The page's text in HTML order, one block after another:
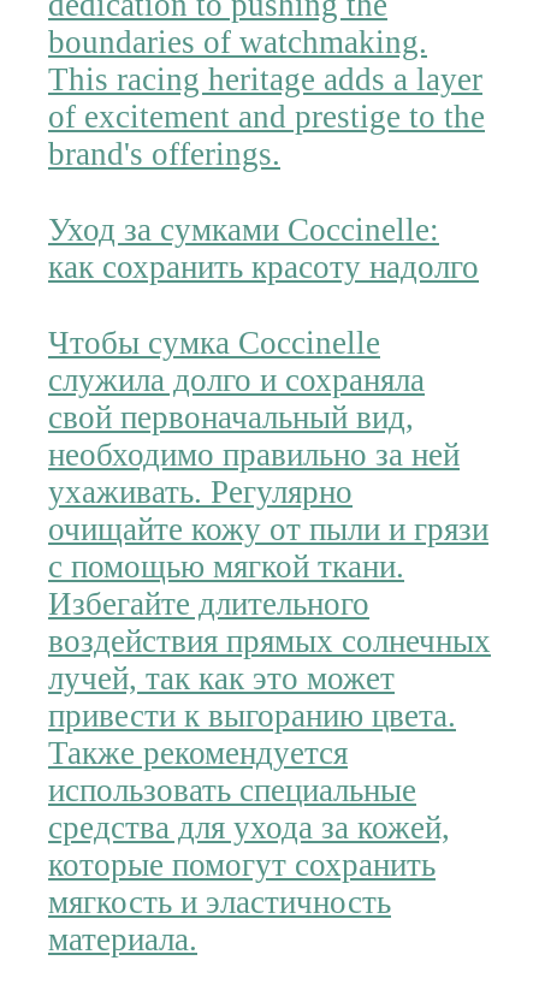
boundaries of watchmaking.
This racing heritage adds a layer
of excitement and prestige to the
brand's offerings.
Уход за сумками Coccinelle:
как сохранить красоту надолго
Чтобы сумка Coccinelle
служила долго и сохраняла
свой первоначальный вид,
необходимо правильно за ней
ухаживать. Регулярно
очищайте кожу от пыли и грязи
с помощью мягкой ткани.
Избегайте длительного
воздействия прямых солнечных
лучей, так как это может
привести к выгоранию цвета.
Также рекомендуется
использовать специальные
средства для ухода за кожей,
которые помогут сохранить
мягкость и эластичность
материала.